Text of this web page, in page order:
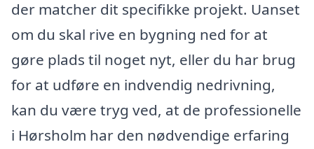
der matcher dit specifikke projekt. Uanset
om du skal rive en bygning ned for at
gøre plads til noget nyt, eller du har brug
for at udføre en indvendig nedrivning,
kan du være tryg ved, at de professionelle
i Hørsholm har den nødvendige erfaring